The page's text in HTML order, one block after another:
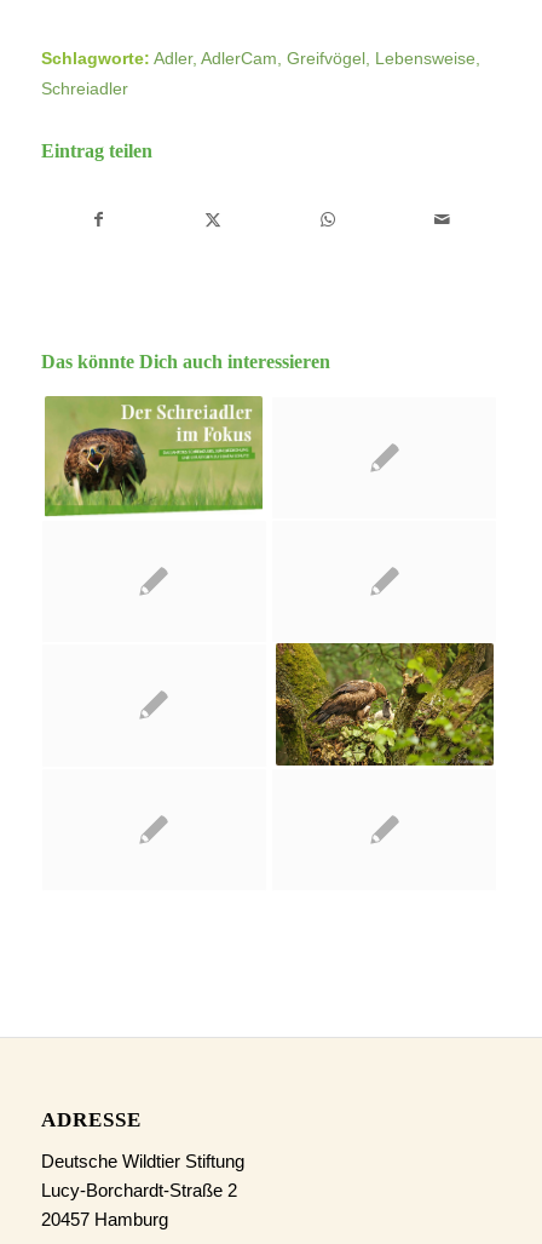
Schlagworte: Adler, AdlerCam Greifvögel, Lebensweise
Schreiadler
Eintrag teilen
Das könnte Dich auch interessieren
ADRESSE
Deutsche Wildtier Stiftung
Lucy-Borchardt-Straße 2
20457 Hamburg